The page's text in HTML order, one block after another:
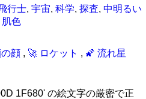
行士, 宇宙, 科学, 探査, 中明るい
肌色
顔 , 🚀 ロケット , 🌠 流れ星
1F680' の絵文字の厳密で正